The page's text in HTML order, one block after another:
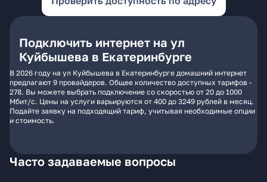
Подключить интернет на ул
Куйбышева в Екатеринбурге
В 2026 году на ул Куйбышева в Екатеринбурге домашний интернет
предлагают 9 провайдеров. Общее количество доступных тарифов -
278. Вы можете выбрать подключение со скоростью от 20 до 1000
Мбит/с. Цены на услуги варьируются от 400 до 3249 рублей в месяц.
Подайте заявку на подходящий тариф, учитывая необходимые опции
и стоимость.
Часто задаваемые вопросы